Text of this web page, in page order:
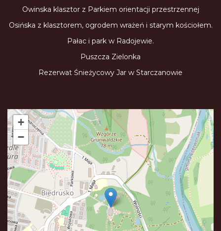
Owinska klasztor z Parkiem orientacji przestrzennej
Osińska z klasztorem, ogrodem wrażeń i starym kościołem.
Pałac i park w Radojewie.
Puszcza Zielonka
Rezerwat Śnieżycowy Jar w Starczanowie
+
−